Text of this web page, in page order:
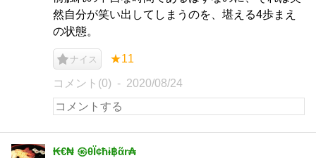
然自分が笑い出してしまうのを、堪える4歩まえ
の状態。
ナイス ★11
コメント(0) 2020/08/24
₭€₦ ㉿θЇ¢ħɨ฿ᾶr₳